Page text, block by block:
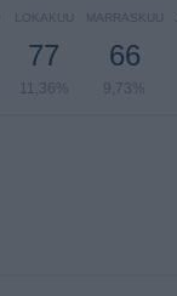
LOKAKUU
77
11,36%
MARRASKUU
66
9,73%